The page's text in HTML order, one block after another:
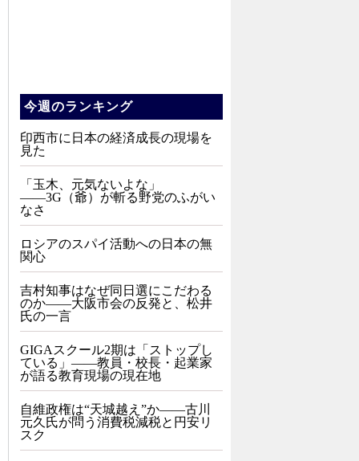
今週のランキング
印西市に日本の経済成長の現場を
見た
「玉木、元気ないよな」
――3G（爺）が斬る野党のふがい
なさ
ロシアのスパイ活動への日本の無
関心
吉村知事はなぜ同日選にこだわる
のか――大阪市会の反発と、松井
氏の一言
GIGAスクール2期は「ストップし
ている」——教員・校長・起業家
が語る教育現場の現在地
自維政権は“天城越え”か――古川
元久氏が問う消費税減税と円安リ
スク